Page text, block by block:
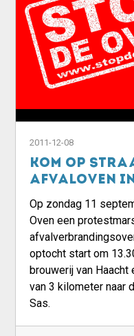
2011-12-08
Kom op
afvaloven in
Op zondag 11
Oven een
optocht start om
brouwerij van Haacht
van 3 kilometer naar
Sas.